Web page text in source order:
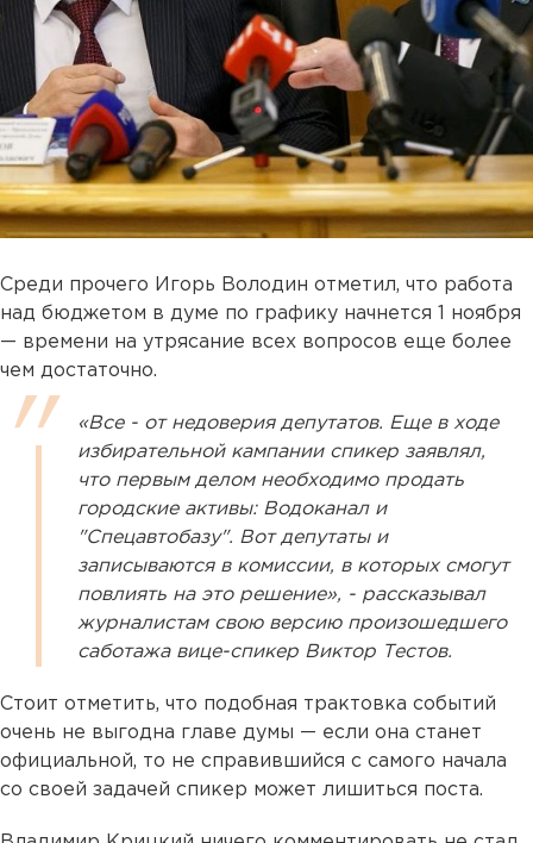
Среди прочего Игорь Володин отметил, что работа
над бюджетом в думе по графику начнется 1 ноября
— времени на утрясание всех вопросов еще более
чем достаточно.
«Все - от недоверия депутатов. Еще в ходе
избирательной кампании спикер заявлял,
что первым делом необходимо продать
городские активы: Водоканал и
"Спецавтобазу". Вот депутаты и
записываются в комиссии, в которых смогут
повлиять на это решение», - рассказывал
журналистам свою версию произошедшего
саботажа вице-спикер Виктор Тестов.
Стоит отметить, что подобная трактовка событий
очень не выгодна главе думы — если она станет
официальной, то не справившийся с самого начала
со своей задачей спикер может лишиться поста.